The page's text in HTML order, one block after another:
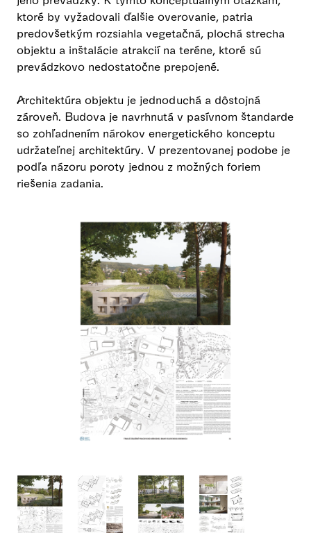
ktoré by vyžadovali ďalšie overovanie, patria
predovšetkým rozsiahla vegetačná, plochá strecha
objektu a inštalácie atrakcií na teréne, ktoré sú
prevádzkovo nedostatočne prepojené.
Architektúra objektu je jednoduchá a dôstojná
zároveň. Budova je navrhnutá v pasívnom štandarde
so zohľadnením nárokov energetického konceptu
udržateľnej architektúry. V prezentovanej podobe je
podľa názoru poroty jednou z možných foriem
riešenia zadania.